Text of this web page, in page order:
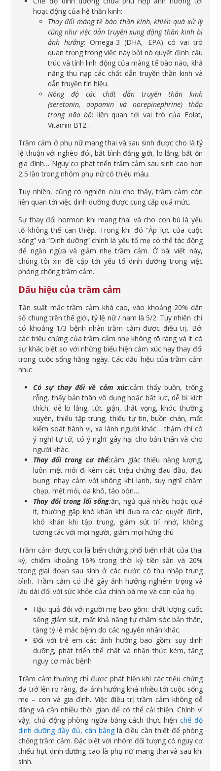
hoạt động của hệ thần kinh:
Thay đổi màng tế bào thần kinh, khiến quá xử lý
cũng như việc dẫn truyền xung động thần kinh bị
ảnh hưởng: Omega-3 (DHA, EPA) có vai trò
quan trọng trong việc này bởi nó quyết định cấu
trúc và tính linh động của màng tế bào não, khả
năng thu nạp các chất dẫn truyền thần kinh và
dẫn truyền tín hiệu.
Nồng độ các chất dẫn truyền thần kinh
(seretonin, dopamin và norepinephrine) thấp
trong não bộ: liên quan tới vai trò của Folat,
Vitamin B12…
Trầm cảm ở phụ nữ mang thai và sau sinh được cho là tỷ
lệ thuận với nghèo đói, bất bình đẳng giới, lo lắng, bất ổn
gia đình… Nguy cơ phát triển trẩm cảm sau sinh cao hơn
2,5 lần trong nhóm phụ nữ có thiếu máu.
Tuy nhiên, cũng có nghiên cứu cho thấy, trầm cảm còn
liên quan tới việc dinh dưỡng được cung cấp quá mức.
Sự thay đổi hormon khi mang thai và cho con bú là yếu
tố không thể can thiệp. Trong khi đó “Áp lực của cuộc
sống” và “Dinh dưỡng” chính là yếu tố mẹ có thể tác động
để ngăn ngừa và giảm nhẹ trầm cảm. Ở bài viết này,
chúng tôi xin đề cập tới yếu tố dinh dưỡng trong việc
phòng chống trầm cảm.
Dấu hiệu của trầm cảm
Tần suất mắc trầm cảm khá cao, vào khoảng 20% dân
số chung trên thế giới, tỷ lệ nữ / nam là 5/2. Tuy nhiên chỉ
có khoảng 1/3 bệnh nhân trầm cảm được điều trị. Bởi
các triệu chứng của trầm cảm nhẹ không rõ ràng và ít có
sự khác biệt so với những biểu hiện cảm xúc hay thay đổi
trong cuộc sống hằng ngày. Các dấu hiệu của trầm cảm
như:
Có sự thay đổi về cảm xúc:cảm thấy buồn, trống
rỗng, thấy bản thân vô dụng hoặc bất lực, dễ bị kích
thích, dễ lo lắng, tức giận, thất vọng, khóc thường
xuyên, thiếu tập trung, thiếu tự tin, buồn chán, mất
kiểm soát hành vi, xa lánh người khác… thậm chí có
ý nghĩ tự tử, có ý nghĩ gây hại cho bản thân và cho
người khác.
Thay đổi trong cơ thể:cảm giác thiếu năng lượng,
luôn mệt mỏi đi kèm các triệu chứng đau đầu, đau
bụng; nhạy cảm với không khí lạnh, suy nghĩ chậm
chạp, mệt mỏi, da khô, táo bón…
Thay đổi trong lối sống:ăn, ngủ quá nhiều hoặc quá
ít, thường gặp khó khăn khi đưa ra các quyết định,
khó khăn khi tập trung, giảm sút trí nhớ, không
tương tác với mọi người, giảm mọi hứng thú
Trầm cảm được coi là biến chứng phổ biến nhất của thai
kỳ, chiếm khoảng 16% trong thời kỳ tiền sản và 20%
trong giai đoạn sau sinh ở các nước có thu nhập trung
bình. Trầm cảm có thể gây ảnh hưởng nghiêm trọng và
lâu dài đối với sức khỏe của chính bà mẹ và con của họ.
Hậu quả đối với người mẹ bao gồm: chất lượng cuốc
sống giảm sút, mất khả năng tự chăm sóc bản thân,
tăng tỷ lệ mắc bệnh do các nguyên nhân khác.
Đối với trẻ em các ảnh hưởng bao gồm: suy dinh
dưỡng, phát triển thể chất và nhận thức kém, tăng
nguy cơ mắc bệnh
Trầm cảm thường chỉ được phát hiện khi các triệu chứng
đã trở lên rõ ràng, đã ảnh hưởng khá nhiều tới cuộc sống
mẹ – con và gia đình. Việc điều trị trầm cảm không dễ
dàng và cần nhiều thời gian để có thể cải thiện. Chính vì
vậy, chủ động phòng ngừa bằng cách thực hiện chế độ
dinh dưỡng đầy đủ, cân bằng là điều cần thiết để phòng
chống trầm cảm. Đặc biệt với nhóm đối tượng có nguy cơ
thiếu hụt dinh dưỡng cao là phụ nữ mang thai và sau khi
sinh.